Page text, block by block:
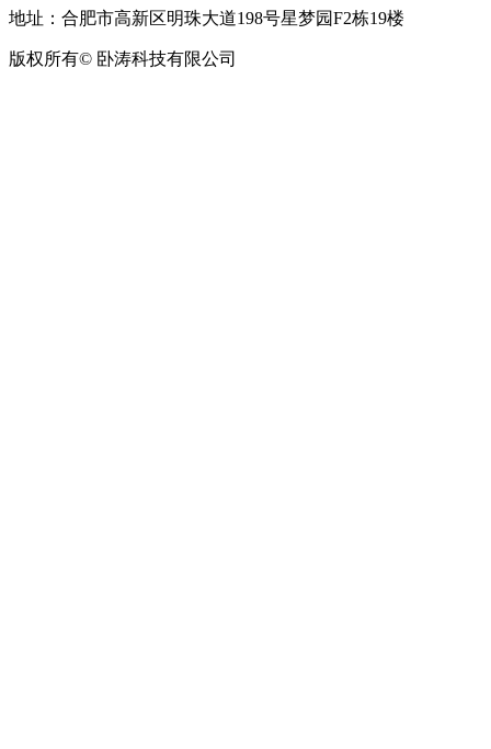
地址：合肥市高新区明珠大道198号星梦园F2栋19楼
版权所有© 卧涛科技有限公司